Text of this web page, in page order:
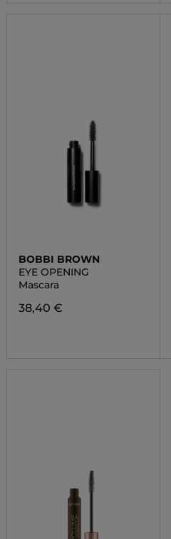
BOBBI BROWN
EYE OPENING
Mascara
38,40 €